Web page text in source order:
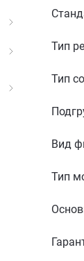
Тип
Тип
Вид
Тип